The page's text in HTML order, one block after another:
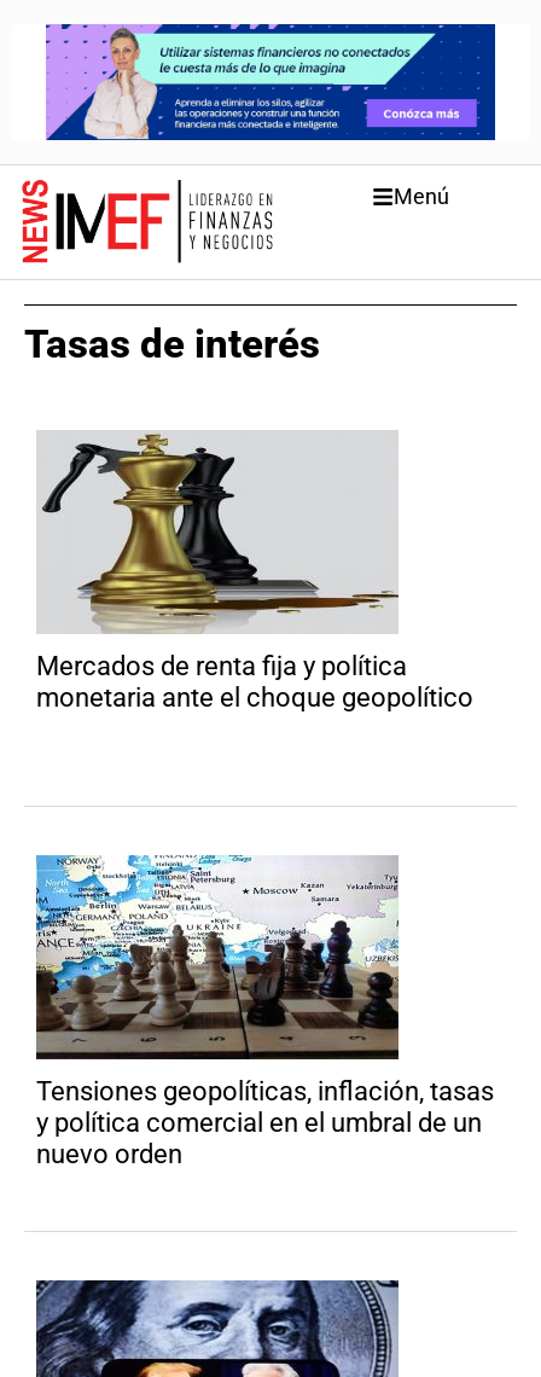
Menú
Tasas de interés
Mercados de renta fija y política
monetaria ante el choque geopolítico
Tensiones geopolíticas, inflación, tasas
y política comercial en el umbral de un
nuevo orden